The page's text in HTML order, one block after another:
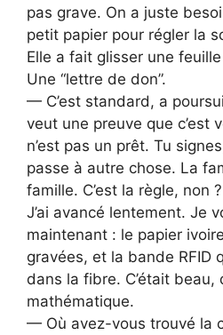
pas grave. On a juste
petit papier pour régler la
Elle a fait glisser une
Une “lettre de don”.
— C’est standard, a
veut une preuve que c’est
n’est pas un prêt. Tu
passe à autre chose. La
famille. C’est la règle, non ?
J’ai avancé lentement. Je
maintenant : le papier
gravées, et la bande RFID
dans la fibre. C’était beau,
mathématique.
— Où avez-vous trouvé la